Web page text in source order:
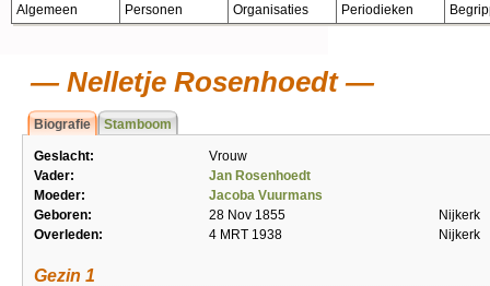
Algemeen Personen Organisaties Periodieken
Nelletje Rosenhoedt
Biografie Stamboom
Geslacht:
Vrouw
Vader:
Jan Rosenhoedt
Moeder:
Jacoba Vuurmans
Geboren:
28 Nov 1855
Nijkerk
Overleden:
4 MRT 1938 Nijkerk
Gezin 1